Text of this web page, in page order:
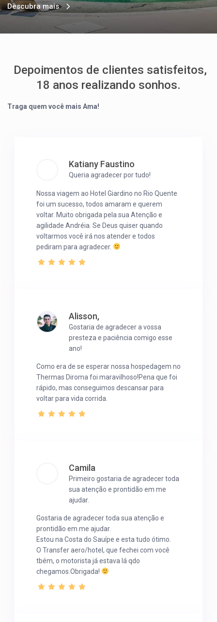
Descubra mais
Depoimentos de clientes satisfeitos,
18 anos realizando sonhos.
Traga quem você mais Ama!
Katiany Faustino
Queria agradecer por tudo!
Nossa viagem ao Hotel Giardino no Rio Quente
foi um sucesso, todos amaram e querem
voltar. Muito obrigada pela sua Atenção e
agilidade Andréia. Se Deus quiser quando
voltarmos você irá nos atender e todos
pediram para agradecer.
Alisson,
Gostaria de agradecer a vossa
presteza e paciência comigo esse
ano!
Como era de se esperar nossa hospedagem no
Thermas Diroma foi maravilhoso!Pena que foi
rápido, mas conseguimos descansar para
voltar para vida corrida.
Camila
Primeiro gostaria de agradecer toda
sua atenção e prontidão em me
ajudar.
Gostaria de agradecer toda sua atenção e
prontidão em me ajudar.
Estou na Costa do Sauípe e esta tudo ótimo.
O Transfer aero/hotel, que fechei com você
tbém, o motorista já estava lá qdo
chegamos.Obrigada!